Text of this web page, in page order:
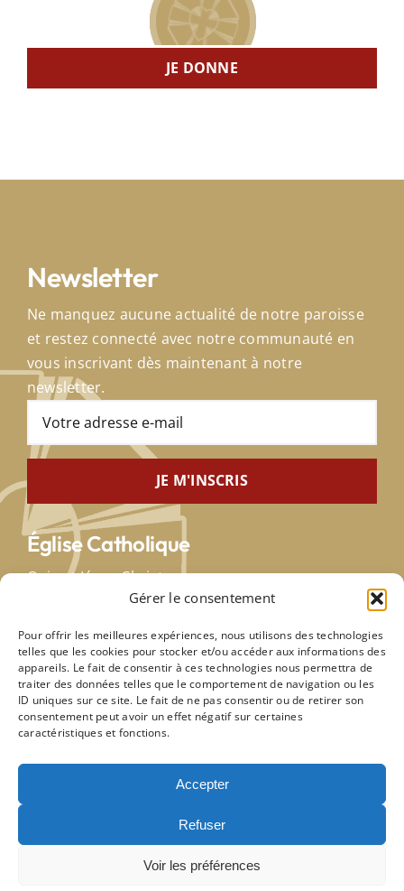
Gérer le consentement
Pour offrir les meilleures expériences, nous utilisons des technologies
telles que les cookies pour stocker et/ou accéder aux informations des
appareils. Le fait de consentir à ces technologies nous permettra de
traiter des données telles que le comportement de navigation ou les
ID uniques sur ce site. Le fait de ne pas consentir ou de retirer son
consentement peut avoir un effet négatif sur certaines
caractéristiques et fonctions.
Accepter
Refuser
Voir les préférences
JE DONNE
Newsletter
Ne manquez aucune actualité de notre paroisse
et restez connecté avec notre communauté en
vous inscrivant dès maintenant à notre
newsletter.
Église Catholique
Qui est Jésus-Christ
Diocèse de Paris
Paroisses voisines
Notre-Dame de Lourdes
Notre-Dame des Otages
Saint-Germain de Charronne
Site de l’église du Cœur-Eucharistique-de-Jésus | Site